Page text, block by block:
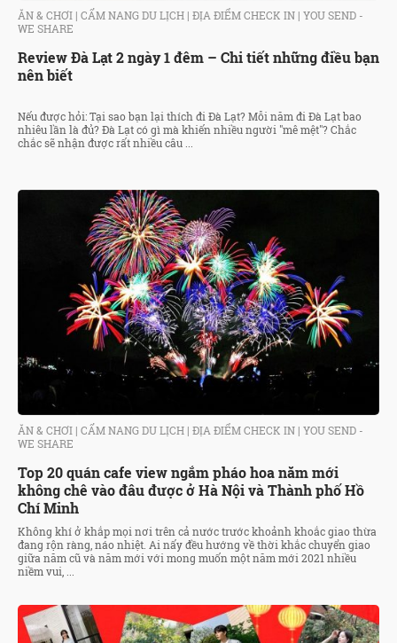
ĂN & CHƠI | CẨM NANG DU LỊCH | ĐỊA ĐIỂM CHECK IN | YOU SEND -
WE SHARE
Review Đà Lạt 2 ngày 1 đêm – Chi tiết những điều bạn
nên biết
Nếu được hỏi: Tại sao bạn lại thích đi Đà Lạt? Mỗi năm đi Đà Lạt bao
nhiêu lần là đủ? Đà Lạt có gì mà khiến nhiều người "mê mệt"? Chắc
chắc sẽ nhận được rất nhiều câu ...
ĂN & CHƠI | CẨM NANG DU LỊCH | ĐỊA ĐIỂM CHECK IN | YOU SEND -
WE SHARE
Top 20 quán cafe view ngắm pháo hoa năm mới
không chê vào đâu được ở Hà Nội và Thành phố Hồ
Chí Minh
Không khí ở khắp mọi nơi trên cả nước trước khoảnh khoắc giao thừa
đang rộn ràng, náo nhiệt. Ai nấy đều hướng về thời khắc chuyển giao
giữa năm cũ và năm mới với mong muốn một năm mới 2021 nhiều
niềm vui, ...